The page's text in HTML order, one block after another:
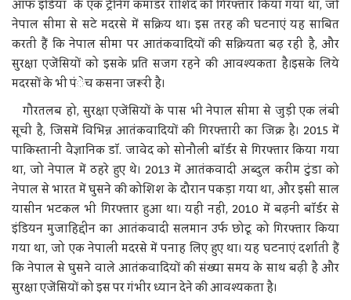
ऑफ इंडिया के एक ट्रेनिंग कमांडर राशिद को गिरफ्तार किया गया था, जो
नेपाल सीमा से सटे मदरसे में सक्रिय था। इस तरह की घटनाएं यह साबित
करती हैं कि नेपाल सीमा पर आतंकवादियों की सक्रियता बढ़ रही है, और
सुरक्षा एजेंसियों को इसके प्रति सजग रहने की आवश्यकता है।इसके लिये
मदरसों के भी पंेच कसना जरूरी है।
गौरतलब हो, सुरक्षा एजेंसियों के पास भी नेपाल सीमा से जुड़ी एक लंबी
सूची है, जिसमें विभिन्न आतंकवादियों की गिरफ्तारी का जिक्र है। 2015 में
पाकिस्तानी वैज्ञानिक डॉ. जावेद को सोनौली बॉर्डर से गिरफ्तार किया गया
था, जो नेपाल में ठहरे हुए थे। 2013 में आतंकवादी अब्दुल करीम टुंडा को
नेपाल से भारत में घुसने की कोशिश के दौरान पकड़ा गया था, और इसी साल
यासीन भटकल भी गिरफ्तार हुआ था। यही नहीं, 2010 में बढ़नी बॉर्डर से
इंडियन मुजाहिद्दीन का आतंकवादी सलमान उर्फ छोटू को गिरफ्तार किया
गया था, जो एक नेपाली मदरसे में पनाह लिए हुए था। यह घटनाएं दर्शाती हैं
कि नेपाल से घुसने वाले आतंकवादियों की संख्या समय के साथ बढ़ी है और
सुरक्षा एजेंसियों को इस पर गंभीर ध्यान देने की आवश्यकता है।